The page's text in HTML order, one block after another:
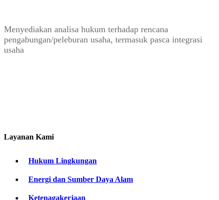
Menyediakan analisa hukum terhadap rencana
pengabungan/peleburan usaha, termasuk pasca integrasi
usaha
Layanan Kami
Hukum Lingkungan
Energi dan Sumber Daya Alam
Ketenagakerjaan